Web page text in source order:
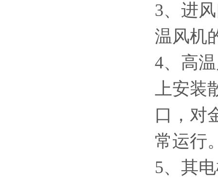
3、进
温风机
4、高
上安装
口，对
常运行
5、其